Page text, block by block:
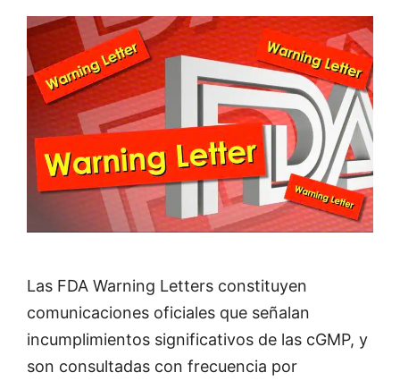
Las FDA Warning Letters constituyen
comunicaciones oficiales que señalan
incumplimientos significativos de las cGMP, y
son consultadas con frecuencia por